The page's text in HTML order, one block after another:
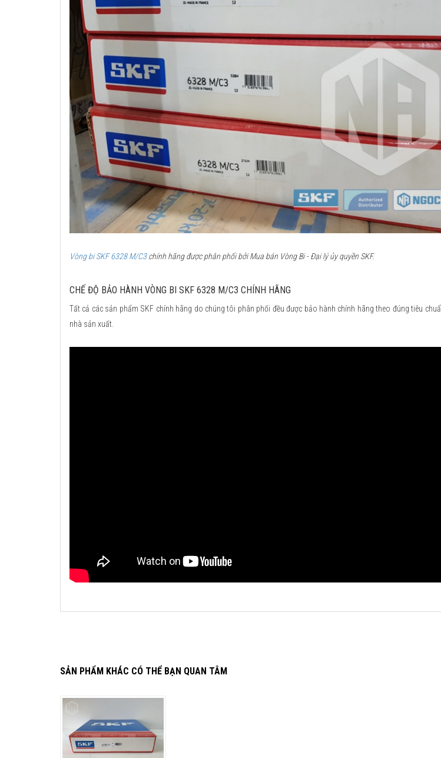
Vòng bi SKF 6328 M/C3chính hãng được phân phối bởi Mua bán Vòng Bi - Đại lý ủy quyền SKF.
CHẾ ĐỘ BẢO HÀNH VÒNG BI SKF 6328 M/C3 CHÍNH HÃNG
Tất cả các sản phẩm SKF chính hãng do chúng tôi phân phối đều được bảo hành chính hãng theo đúng tiêu
nhà sản xuất.
SẢN PHẨM KHÁC CÓ THỂ BẠN QUAN TÂM